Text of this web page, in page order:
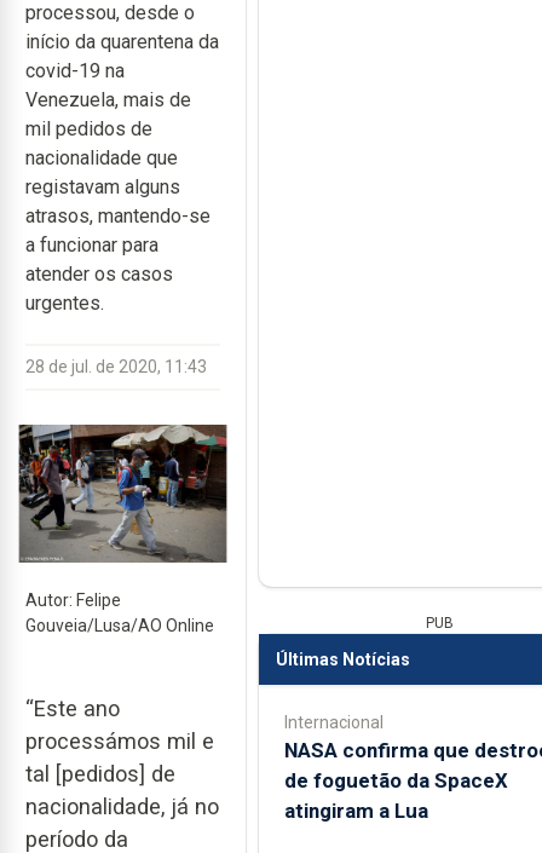
processou, desde o
início da quarentena da
covid-19 na
Venezuela, mais de
mil pedidos de
nacionalidade que
registavam alguns
atrasos, mantendo-se
a funcionar para
atender os casos
urgentes.
28 de jul. de 2020, 11:43
Autor: Felipe
Gouveia/Lusa/AO Online
“Este ano
processámos mil e
tal [pedidos] de
nacionalidade, já no
período da
PUB
Últimas Notícias
Internacional
NASA confirma que
de foguetão da SpaceX
atingiram a Lua